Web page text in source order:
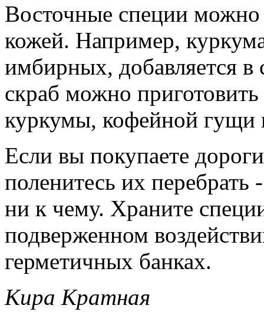
Восточные специи можно
кожей. Например,
имбирных, добавляется в
скраб можно
куркумы, кофейной гущи
Если вы покупаете
поленитесь их
ни к чему. Храните
подверженном
герметичных банках.
Кира Кратная